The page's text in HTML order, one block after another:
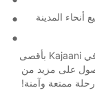
المدينة
احجز سيارتك مع Europcar اليوم واستمتع برحلتك في Kajaani بأقصى
على مزيد من
ممتعة وآمنة!